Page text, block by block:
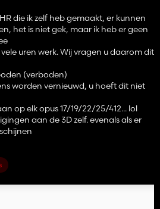
die ik zelf heb gemaakt, er kunnen
het is niet gek, maar ik heb er geen
uren werk. Wij vragen u daarom dit
(verboden)
worden vernieuwd, u hoeft dit niet
op elk opus 17/19/22/25/412... lol
aan de 3D zelf. evenals als er